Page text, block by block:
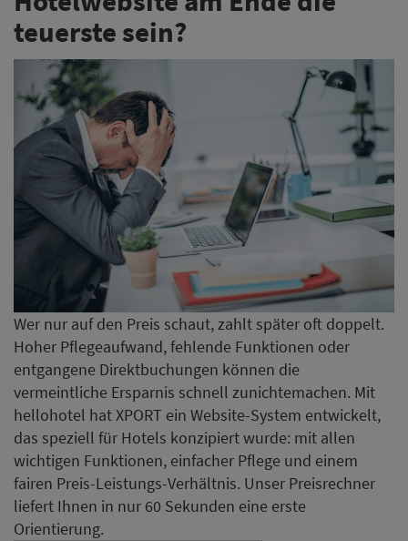
teuerste sein?
Wer nur auf den Preis schaut, zahlt später oft doppelt.
Hoher Pflegeaufwand, fehlende Funktionen oder
entgangene Direktbuchungen können die
vermeintliche Ersparnis schnell zunichtemachen. Mit
hellohotel hat XPORT ein Website-System entwickelt,
das speziell für Hotels konzipiert wurde: mit allen
wichtigen Funktionen, einfacher Pflege und einem
fairen Preis-Leistungs-Verhältnis. Unser Preisrechner
liefert Ihnen in nur 60 Sekunden eine erste
Orientierung.